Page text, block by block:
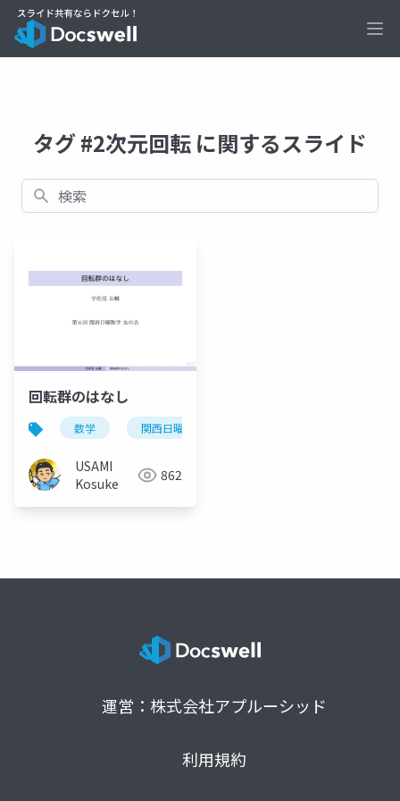
タグ #2次元回転 に関するスライド
検索
回転群のはなし
数学 関西日曜数学友の会
USAMI
Kosuke
862
運営：株式会社アプルーシッド
利用規約